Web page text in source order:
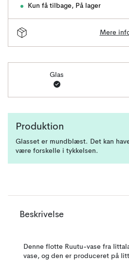
Kun få tilbage, På lager
Mere
Glas
Produktion
Glasset er mundblæst. Det kan
være forskelle i tykkelsen.
Beskrivelse
Denne flotte Ruutu-vase fra
vase, og den er produceret på